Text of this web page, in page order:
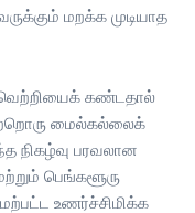
மறக்க முடியாத
வெற்றியைக் கண்டதால்
மைல்கல்லைக்
நிகழ்வு பரவலான
பெங்களூரு
உணர்ச்சிமிக்க